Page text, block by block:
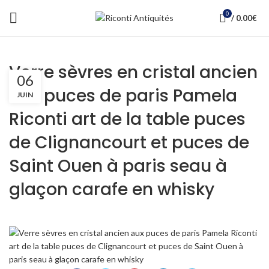
0 / 0.00€
Verre sèvres en cristal ancien
aux puces de paris Pamela
Riconti art de la table puces
de Clignancourt et puces de
Saint Ouen à paris seau à
glaçon carafe en whisky
06
JUIN